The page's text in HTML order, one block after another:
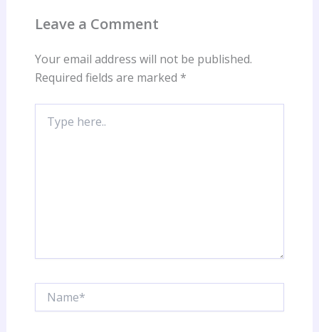
Leave a Comment
Your email address will not be published.
Required fields are marked *
here..